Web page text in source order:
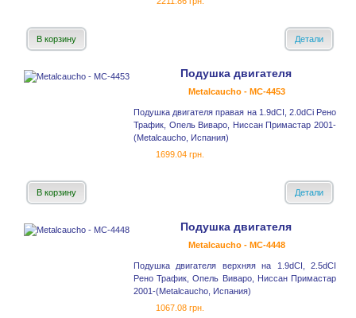
В корзину Детали
Подушка двигателя
Metalcaucho - MC-4453
Подушка двигателя правая на 1.9dCI, 2.0dCi Рено
Трафик, Опель Виваро, Ниссан Примастар 2001-
(Metalcaucho, Испания)
1699.04 грн.
В корзину Детали
Подушка двигателя
Metalcaucho - MC-4448
Подушка двигателя верхняя на 1.9dCI, 2.5dCI
Рено Трафик, Опель Виваро, Ниссан Примастар
2001-(Metalcaucho, Испания)
1067.08 грн.